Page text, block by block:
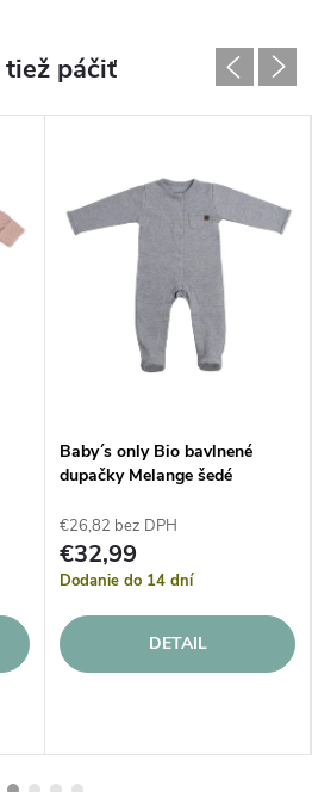
Baby´s only Bio bavlnené
dupačky Melange šedé
€26,82 bez DPH
€32,99
Dodanie do 14 dní
DETAIL